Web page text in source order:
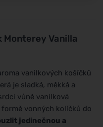
Monterey Vanilla
vanilkových košíčků
je sladká, měkká a
vůně vanilková
vonných kolíčků do
jedinečnou a